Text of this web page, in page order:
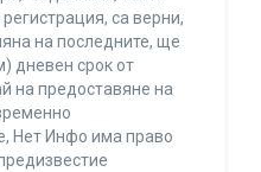
са верни,
на последните, ще
дневен срок от
на предоставяне на
Нет Инфо има право